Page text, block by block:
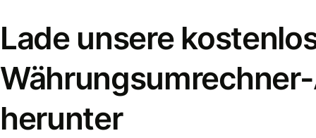
Lade unsere
herunter